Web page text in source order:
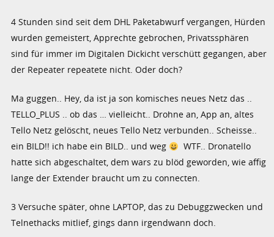
4 Stunden sind seit dem DHL Paketabwurf vergangen, Hürden
wurden gemeistert, Apprechte gebrochen, Privatssphären
sind für immer im Digitalen Dickicht verschütt gegangen, aber
der Repeater repeatete nicht. Oder doch?
Ma guggen.. Hey, da ist ja son komisches neues Netz das ..
TELLO_PLUS .. ob das … vielleicht.. Drohne an, App an, altes
Tello Netz gelöscht, neues Tello Netz verbunden.. Scheisse..
ein BILD!! ich habe ein BILD.. und weg
WTF.. Dronatello
hatte sich abgeschaltet, dem wars zu blöd geworden, wie affig
lange der Extender braucht um zu connecten.
3 Versuche später, ohne LAPTOP, das zu Debuggzwecken und
Telnethacks mitlief, gings dann irgendwann doch.